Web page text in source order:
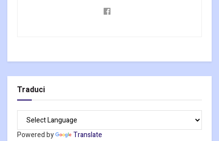
Traduci
Powered by Translate